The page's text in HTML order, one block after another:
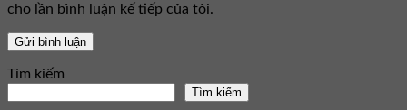
cho lần bình luận kế tiếp của tôi.
Tìm kiếm
Tìm kiếm